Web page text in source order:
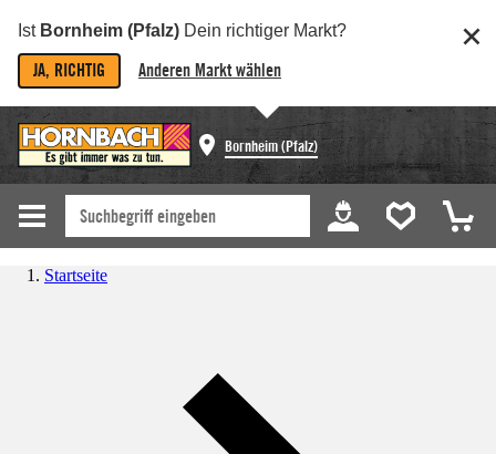
Ist Bornheim (Pfalz) Dein richtiger Markt?
JA, RICHTIG Anderen Markt wählen
Bornheim (Pfalz)
Startseite